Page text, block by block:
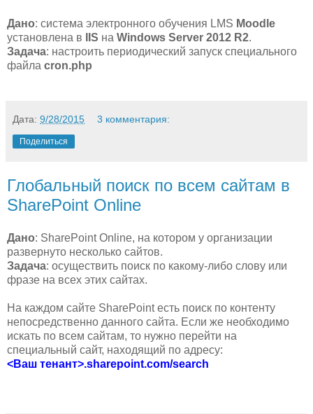
Дано: система электронного обучения LMS Moodle
установлена в
IIS на Windows Server 2012 R2.
Задача: настроить периодический запуск специального
файла cron.php
Дата: 9/28/2015 3 комментария:
Поделиться
Глобальный поиск по всем сайтам в
SharePoint Online
Дано: SharePoint Online, на котором у организации
развернуто несколько сайтов.
Задача: осуществить поиск по какому-либо слову или
фразе на всех этих сайтах.
На каждом сайте SharePoint есть поиск по контенту
непосредственно данного сайта. Если же необходимо
искать по всем сайтам, то нужно перейти на
специальный сайт, находящий по адресу:
<Ваш тенант>.sharepoint.com/search